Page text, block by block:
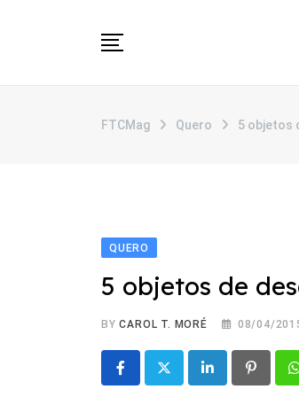
CATEGORIAS
FTCMag Quero 5 objetos
QUERO
5 objetos de
BYCAROL T. MORÉ 08/04/
LinkedIn